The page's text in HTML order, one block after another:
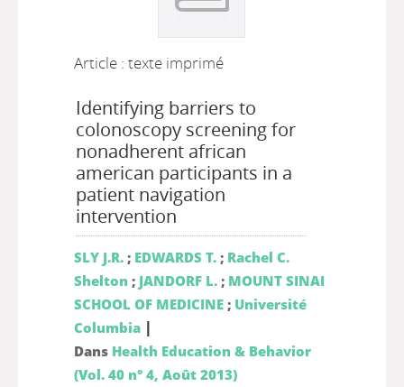
Article : texte imprimé
Identifying barriers to
colonoscopy screening for
nonadherent african
american participants in a
patient navigation
intervention
SLY J.R.; EDWARDS T.; Rachel C.
Shelton ; JANDORF L.; MOUNT SINAI
SCHOOL OF MEDICINE; Université
Columbia |
Dans Health Education & Behavior
(Vol. 40 n° 4, Août 2013)